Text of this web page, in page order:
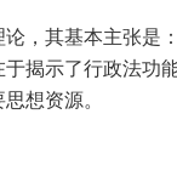
，其基本主张
揭示了行政法
想资源。